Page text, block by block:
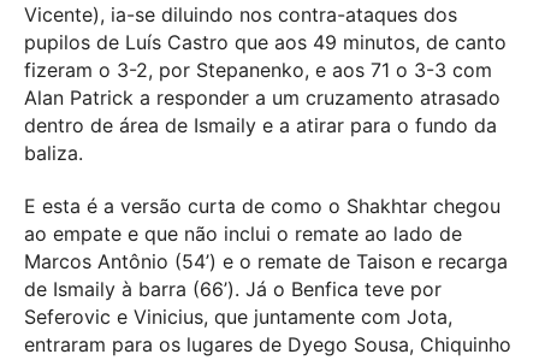
Vicente), ia-se diluindo nos contra-ataques dos
pupilos de Luís Castro que aos 49 minutos, de canto
fizeram o 3-2, por Stepanenko, e aos 71 o 3-3 com
Alan Patrick a responder a um cruzamento atrasado
dentro de área de Ismaily e a atirar para o fundo da
baliza.
E esta é a versão curta de como o Shakhtar chegou
ao empate e que não inclui o remate ao lado de
Marcos Antônio (54’) e o remate de Taison e recarga
de Ismaily à barra (66’). Já o Benfica teve por
Seferovic e Vinicius, que juntamente com Jota,
entraram para os lugares de Dyego Sousa, Chiquinho